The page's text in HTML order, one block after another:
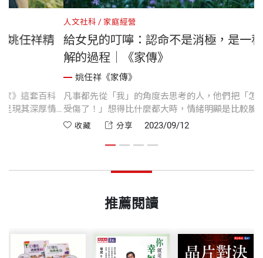
讀：時隔12年出版，姚任祥精
感情傳遞家庭記憶
，時隔十二年，從貫穿《傳家》這套百科
」裡，精選再精選，將最能呈現其深厚情
的溫馨散文，結集成為《家傳》。化作字
給女兒的叮嚀：
凡事都先從「我」的
受傷了！」想得比什
理的。
收藏
推薦閱讀